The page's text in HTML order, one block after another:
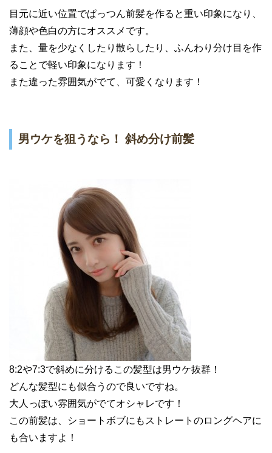
目元に近い位置でぱっつん前髪を作ると重い印象になり、
薄顔や色白の方にオススメです。
また、量を少なくしたり散らしたり、ふんわり分け目を作
ることで軽い印象になります！
また違った雰囲気がでて、可愛くなります！
男ウケを狙うなら！ 斜め分け前髪
8:2や7:3で斜めに分けるこの髪型は男ウケ抜群！
どんな髪型にも似合うので良いですね。
大人っぽい雰囲気がでてオシャレです！
この前髪は、ショートボブにもストレートのロングヘアに
も合いますよ！